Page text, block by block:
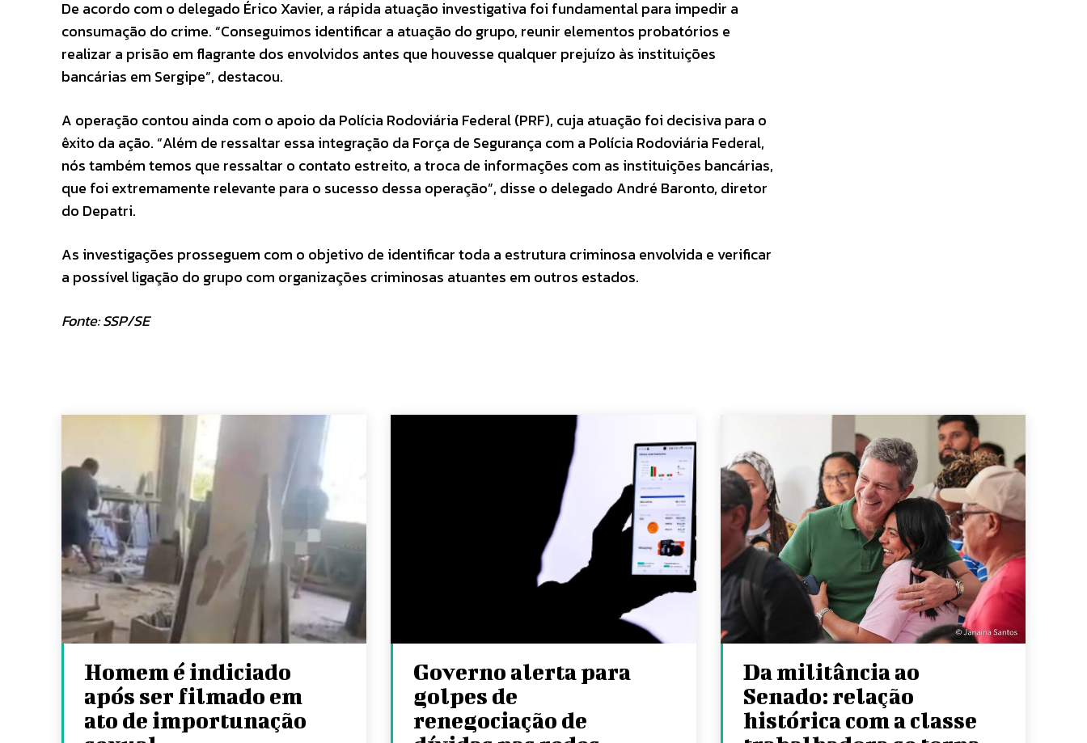
De acordo com o delegado Érico Xavier, a rápida atuação investigativa foi fundamental para impedir a
consumação do crime. “Conseguimos identificar a atuação do grupo, reunir elementos probatórios e
realizar a prisão em flagrante dos envolvidos antes que houvesse qualquer prejuízo às instituições
bancárias em Sergipe”, destacou.
A operação contou ainda com o apoio da Polícia Rodoviária Federal (PRF), cuja atuação foi decisiva para o
êxito da ação. “Além de ressaltar essa integração da Força de Segurança com a Polícia Rodoviária Federal,
nós também temos que ressaltar o contato estreito, a troca de informações com as instituições bancárias,
que foi extremamente relevante para o sucesso dessa operação”, disse o delegado André Baronto, diretor
do Depatri.
As investigações prosseguem com o objetivo de identificar toda a estrutura criminosa envolvida e verificar
a possível ligação do grupo com organizações criminosas atuantes em outros estados.
Fonte: SSP/SE
Homem é indiciado
após ser filmado em
ato de importunação
Governo alerta para
golpes de
renegociação de
Da militância ao
Senado: relação
histórica com a classe